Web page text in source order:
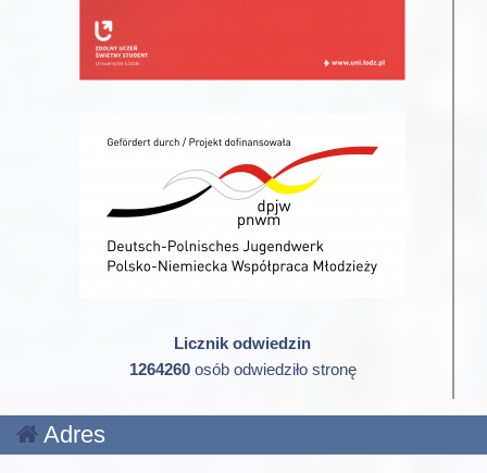
Licznik odwiedzin
1264260osób odwiedziło stronę
Adres